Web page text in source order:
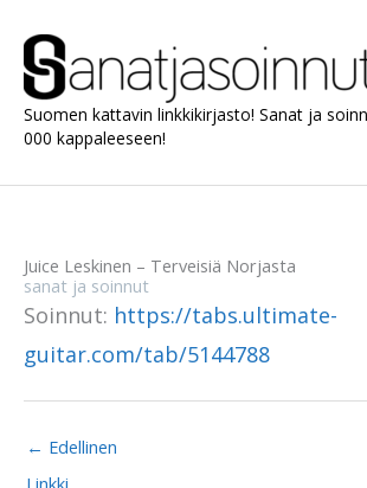
sisältöön
Suomen kattavin linkkikirjasto! Sanat ja
000 kappaleeseen!
Juice Leskinen – Terveisiä Norjasta
sanat ja soinnut
Soinnut: https://tabs.ultimate-
guitar.com/tab/5144788
← Edellinen